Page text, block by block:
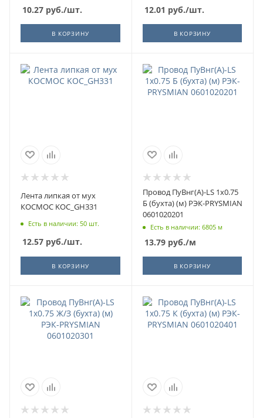
10.27 руб./шт.
В КОРЗИНУ
12.01 руб./шт.
В КОРЗИНУ
Лента липкая от мух
КОСМОС KOC_GH331
Есть в наличии: 50 шт.
12.57 руб./шт.
В КОРЗИНУ
Провод ПуВнг(А)-LS 1х0.75
Б (бухта) (м) РЭК-PRYSMIAN
0601020201
Есть в наличии: 6805 м
13.79руб./м
В КОРЗИНУ